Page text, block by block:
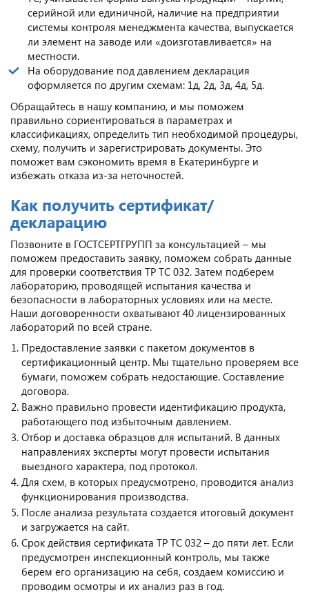
серийной или единичной, наличие на предприятии
системы контроля менеджмента качества, выпускается
ли элемент на заводе или «доизготавливается» на
местности.
На оборудование под давлением декларация
оформляется по другим схемам: 1д, 2д, 3д, 4д, 5д.
Обращайтесь в нашу компанию, и мы поможем
правильно сориентироваться в параметрах и
классификациях, определить тип необходимой процедуры,
схему, получить и зарегистрировать документы. Это
поможет вам сэкономить время в Екатеринбурге и
избежать отказа из-за неточностей.
Как получить сертификат/
декларацию
Позвоните в ГОСТСЕРТГРУПП за консультацией – мы
поможем предоставить заявку, поможем собрать данные
для проверки соответствия ТР ТС 032. Затем подберем
лабораторию, проводящей испытания качества и
безопасности в лабораторных условиях или на месте.
Наши договоренности охватывают 40 лицензированных
лабораторий по всей стране.
Предоставление заявки с пакетом документов в
сертификационный центр. Мы тщательно проверяем все
бумаги, поможем собрать недостающие. Составление
договора.
Важно правильно провести идентификацию продукта,
работающего под избыточным давлением.
Отбор и доставка образцов для испытаний. В данных
направлениях эксперты могут провести испытания
выездного характера, под протокол.
Для схем, в которых предусмотрено, проводится анализ
функционирования производства.
После анализа результата создается итоговый документ
и загружается на сайт.
Срок действия сертификата ТР ТС 032 – до пяти лет. Если
предусмотрен инспекционный контроль, мы также
берем его организацию на себя, создаем комиссию и
проводим осмотры и их анализ раз в год.